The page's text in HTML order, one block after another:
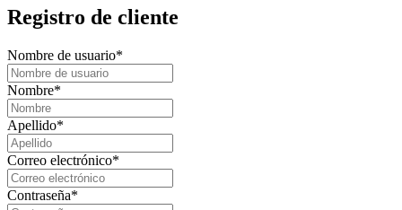
Registro de cliente
Nombre de usuario*
Nombre*
Apellido*
Correo electrónico*
Contraseña*